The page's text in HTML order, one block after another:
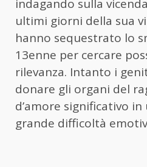
indagando sulla
ultimi giorni della sua
hanno sequestrato lo
13enne per cercare
rilevanza. Intanto i
donare gli organi del
d’amore significativo
grande difficoltà